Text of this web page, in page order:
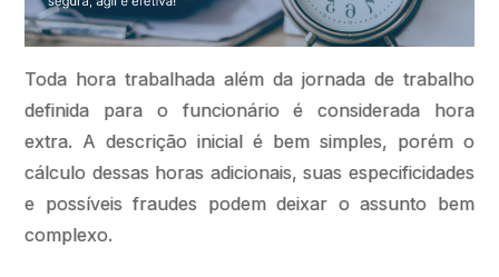
Toda hora trabalhada além da jornada de trabalho
definida para o funcionário é considerada hora
extra. A descrição inicial é bem simples, porém o
cálculo dessas horas adicionais, suas especificidades
e possíveis fraudes podem deixar o assunto bem
complexo.